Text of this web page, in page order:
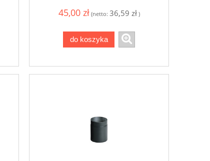
45,00 zł (netto: 36,59 zł)
do koszyka